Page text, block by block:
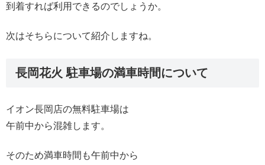
到着すれば利用できるのでしょうか。
次はそちらについて紹介しますね。
長岡花火 駐車場の満車時間について
イオン長岡店の無料駐車場は
午前中から混雑します。
そのため満車時間も午前中から